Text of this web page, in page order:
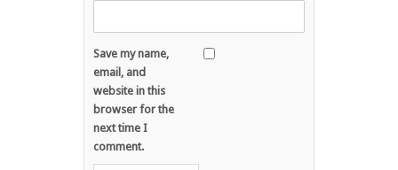
Save my name,
email, and
website in this
browser for the
next time I
comment.